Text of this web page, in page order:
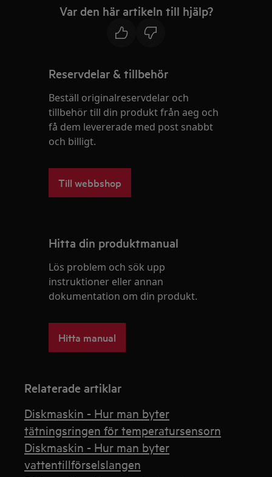
Var den här artikeln till hjälp?
Reservdelar & tillbehör
Beställ originalreservdelar och
tillbehör till din produkt från aeg och
få dem levererade med post snabbt
och billigt.
Till webbshop
Hitta din produktmanual
Lös problem och sök upp
instruktioner eller annan
dokumentation om din produkt.
Hitta manual
Relaterade artiklar
Diskmaskin - Hur man byter
tätningsringen för temperatursensorn
Diskmaskin - Hur man byter
vattentillförselslangen